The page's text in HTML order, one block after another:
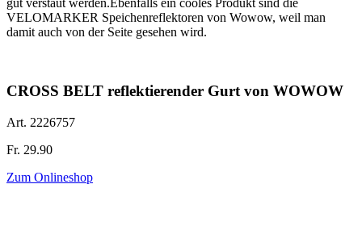
gut verstaut werden.Ebenfalls ein cooles Produkt sind die
VELOMARKER Speichenreflektoren von Wowow, weil man
damit auch von der Seite gesehen wird.
CROSS BELT reflektierender Gurt von WOWOW
Art. 2226757
Fr. 29.90
Zum Onlineshop